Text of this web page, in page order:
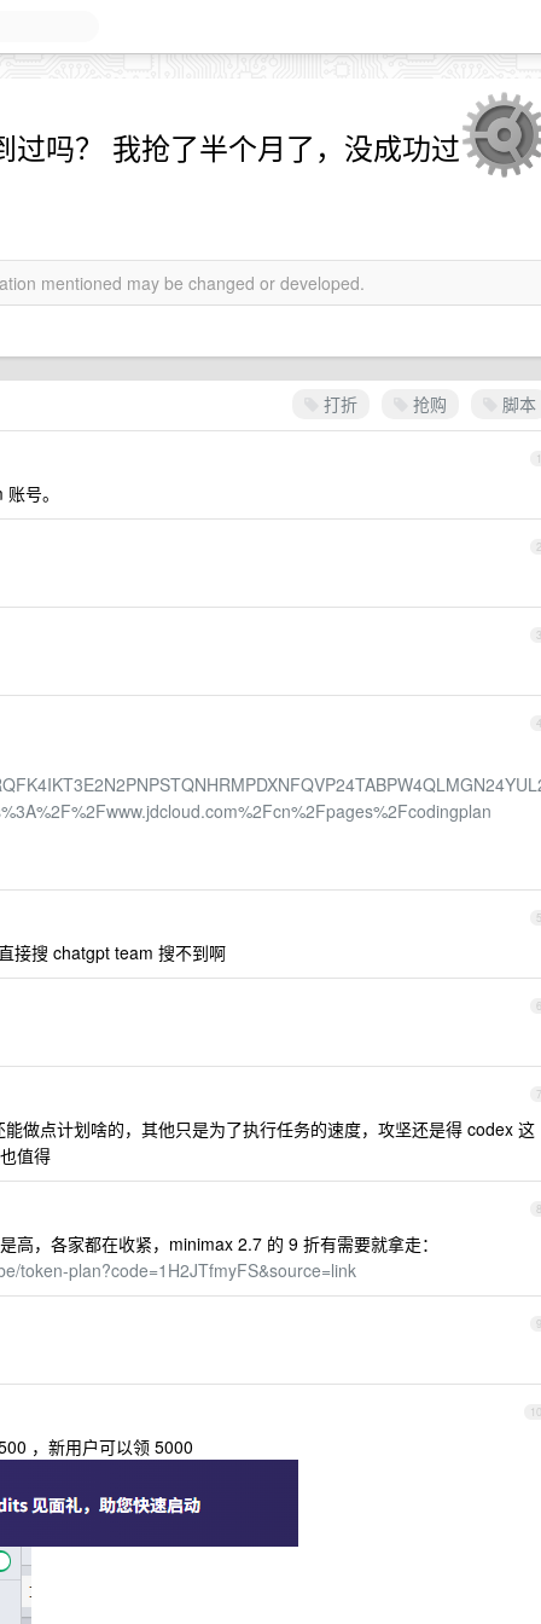
过吗？ 我抢了半个月了，没成功过
mentioned may be changed or developed.
打折 抢购 脚本
1
号。
2
3
4
5
接搜 chatgpt team 搜不到啊
6
7
做点计划啥的，其他只是为了执行任务的速度，攻坚还是得 codex 这
值得
8
高，各家都在收紧，minimax 2.7 的 9 折有需要就拿走：
token-plan?code=1H2JTfmyFS&source=link
9
10
，新用户可以领 5000